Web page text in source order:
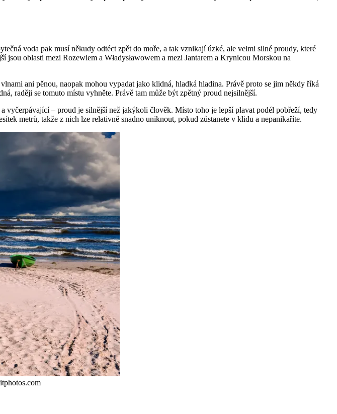
voda pak musí někudy odtéct zpět do moře, a tak vznikají úzké, ale velmi silné proudy, které
oblasti mezi Rozewiem a Władysławowem a mezi Jantarem a Krynicou Morskou na
ani pěnou, naopak mohou vypadat jako klidná, hladká hladina. Právě proto se jim někdy říká
raději se tomuto místu vyhněte. Právě tam může být zpětný proud nejsilnější.
vyčerpávající – proud je silnější než jakýkoli člověk. Místo toho je lepší plavat podél pobřeží, tedy
metrů, takže z nich lze relativně snadno uniknout, pokud zůstanete v klidu a nepanikaříte.